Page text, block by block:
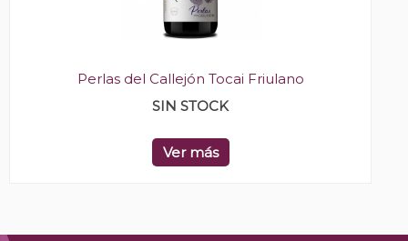
Perlas del Callejón Tocai Friulano
SIN STOCK
Ver más